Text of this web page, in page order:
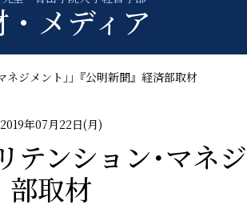
メディア
ネジメント｣｣『公明新聞』経済部取材
2019年07月22日(月)
テンション･マネ
部取材